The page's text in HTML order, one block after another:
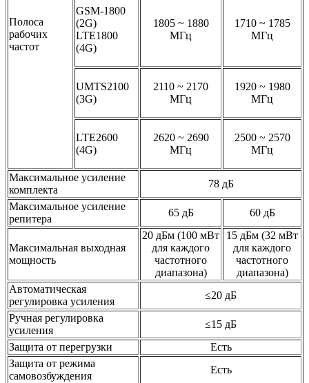
Полоса
рабочих
частот
GSM-1800
(2G)
LTE1800
(4G)
1805 ~ 1880
МГц
1710 ~ 1785
МГц
UMTS2100
(3G)
2110 ~ 2170
МГц
1920 ~ 1980
МГц
LTE2600
(4G)
2620 ~ 2690
МГц
2500 ~ 2570
МГц
Максимальное усиление
комплекта
78 дБ
Максимальное усиление
репитера
65 дБ 60 дБ
Максимальная выходная
мощность
20 дБм (100 мВт
для каждого
частотного
диапазона)
15 дБм (32 мВт
для каждого
частотного
диапазона)
Автоматическая
регулировка усиления
≤20 дБ
Ручная регулировка
усиления
≤15 дБ
Защита от перегрузки
Есть
Защита от режима
самовозбуждения
Есть